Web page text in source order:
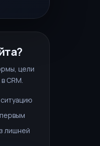
цели
CRM.
лишней